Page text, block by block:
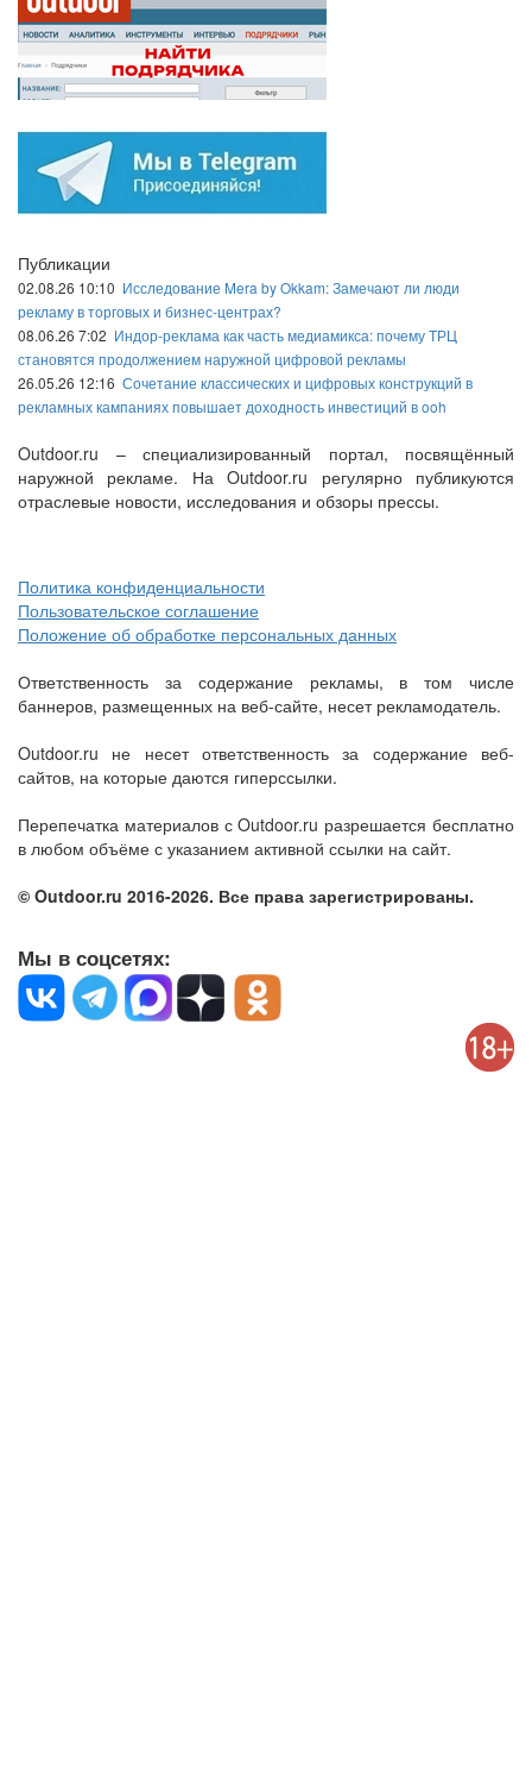
Публикации
02.08.26 10:10 Исследование Mera by Okkam: Замечают ли люди
рекламу в торговых и бизнес-центрах?
08.06.26 7:02 Индор-реклама как часть медиамикса: почему ТРЦ
становятся продолжением наружной цифровой рекламы
26.05.26 12:16 Сочетание классических и цифровых конструкций в
рекламных кампаниях повышает доходность инвестиций в ooh
Outdoor.ru – специализированный портал, посвящённый
наружной рекламе. На Outdoor.ru регулярно публикуются
отраслевые новости, исследования и обзоры прессы.
Политика конфиденциальности
Пользовательское соглашение
Положение об обработке персональных данных
Ответственность за содержание рекламы, в том числе
баннеров, размещенных на веб-сайте, несет рекламодатель.
Outdoor.ru не несет ответственность за содержание веб-
сайтов, на которые даются гиперссылки.
Перепечатка материалов с Outdoor.ru разрешается бесплатно
в любом объёме с указанием активной ссылки на сайт.
© Outdoor.ru 2016-2026. Все права зарегистрированы.
Мы в соцсетях: